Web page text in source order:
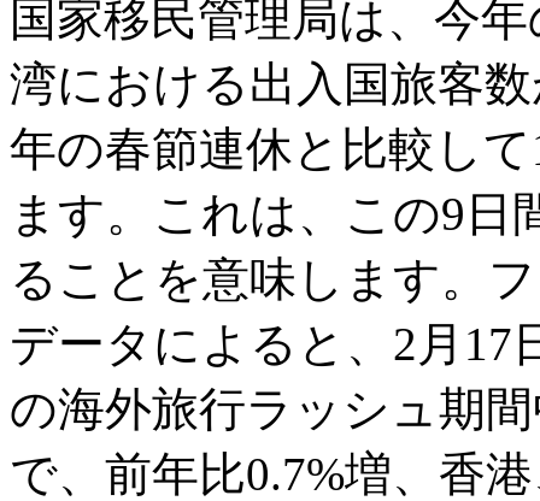
国家移民管理局は、今
湾における出入国旅客
年の春節連休と比較し
ます。これは、この9日
ることを意味します。
データによると、2月17
の海外旅行ラッシュ期
で、前年比0.7%増、香